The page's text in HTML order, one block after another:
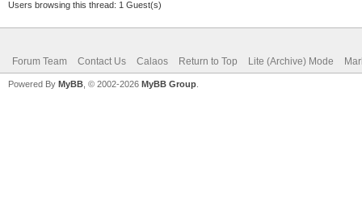
Users browsing this thread: 1 Guest(s)
Forum Team Contact Us Calaos Return to Top Lite (Archive) Mode
Powered By MyBB , © 2002-2026 MyBB Group